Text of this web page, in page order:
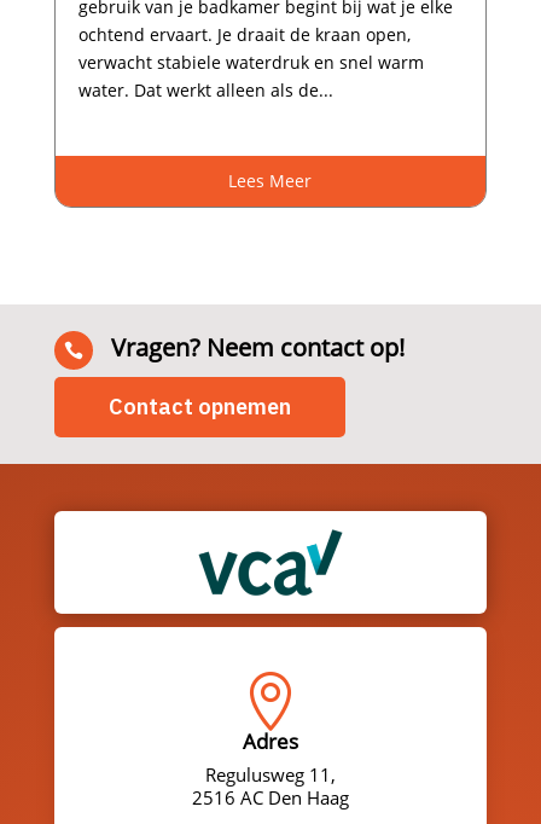
gebruik van je badkamer begint bij wat je elke
ochtend ervaart.​ Je draait de kraan open,
verwacht stabiele waterdruk en snel warm
water.​ Dat werkt alleen als de...
Lees Meer
 Vragen? Neem contact op!
Contact opnemen

Adres
Regulusweg 11,
2516 AC Den Haag